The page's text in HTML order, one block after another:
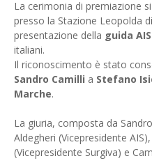
La cerimonia di premiazione
presso la Stazione Leopolda
presentazione della guida
italiani.
Il riconoscimento è stato
Sandro Camilli a Stefano
Marche.
La giuria, composta da
Aldegheri (Vicepresidente
(Vicepresidente Surgiva) e